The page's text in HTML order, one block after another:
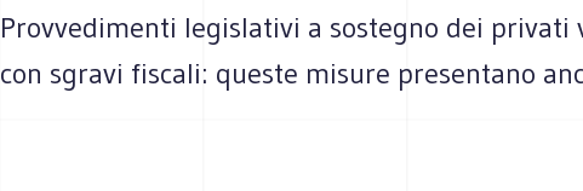
Provvedimenti legislativi a sostegno dei privati
con sgravi fiscali: queste misure presentano